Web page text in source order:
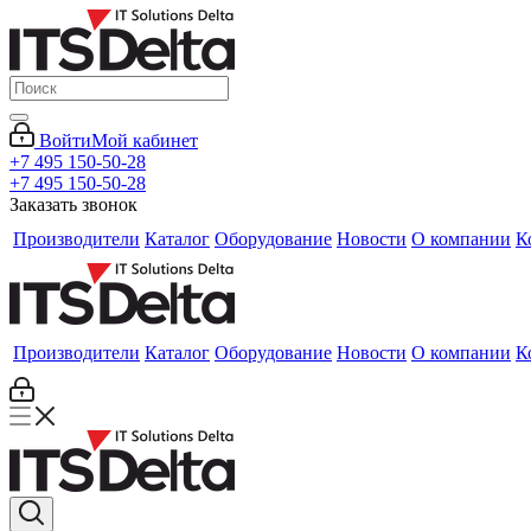
ВойтиМой кабинет
+7 495 150-50-28
+7 495 150-50-28
Заказать звонок
Производители Каталог Оборудование Новости О компании
Производители Каталог Оборудование Новости О компании